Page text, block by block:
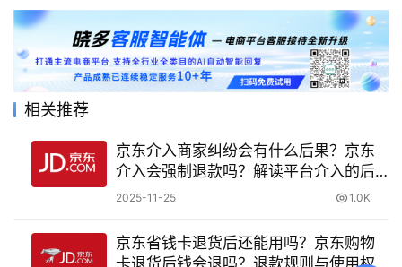
相关推荐
京东介入商家纠纷会有什么后果？京东
介入会强制退款吗？解读平台介入的后
果与影响
2025-11-25 1.0K
京东省钱卡退货后还能用吗？京东购物
卡退货后钱会退吗？退款规则与使用权